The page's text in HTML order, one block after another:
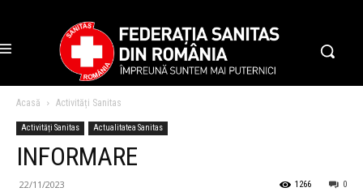
Acasă Activități Sanitas
Activități Sanitas Actualitatea Sanitas
INFORMARE
22/11/2023 0
1266